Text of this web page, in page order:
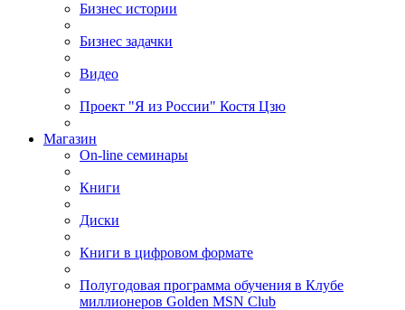
Бизнес истории
Бизнес задачки
Видео
Проект "Я из России" Костя Цзю
Магазин
On-line семинары
Книги
Диски
Книги в цифровом формате
Полугодовая программа обучения в Клубе
миллионеров Golden MSN Club